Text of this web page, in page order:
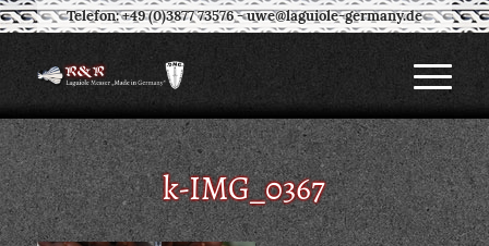
Telefon: +49 (0)3877 73576-uwe@laguiole-germany.de
k-IMG_0367